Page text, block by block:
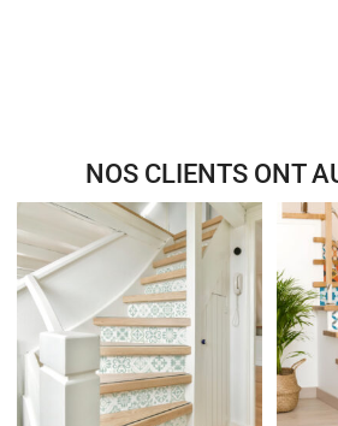
NOS CLIENTS ONT